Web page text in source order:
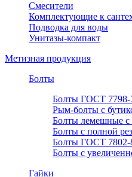
Смесители
Комплектующие к
Подводка для воды
Унитазы-компакт
Метизная продукция
Болты
Болты ГОСТ 7798-
Рым-болты с
Болты лемешные с
Болты с полной
Болты ГОСТ 7802-
Болты с
Гайки